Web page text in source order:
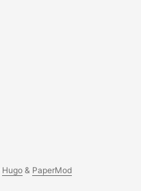
Hugo& PaperMod